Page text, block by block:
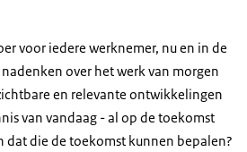
voor iedere werknemer, nu en in de
over het werk van morgen
en relevante ontwikkelingen
van vandaag - al op de toekomst
dat die de toekomst kunnen bepalen?